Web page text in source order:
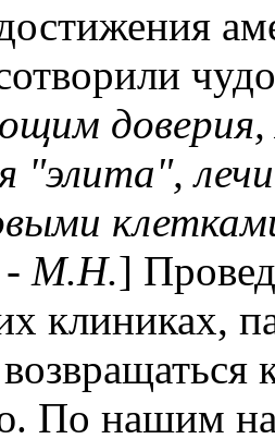
доверия,
"элита",
- М.Н.]
клиниках,
По нашим